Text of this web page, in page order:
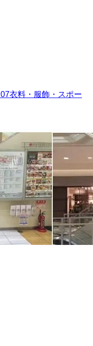
07衣料・服飾・スポー